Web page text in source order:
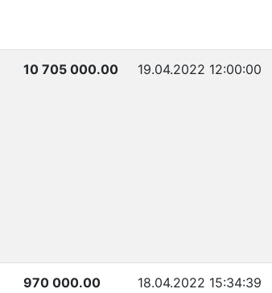
10 705 000.00 19.04.2022 12:00:00
970 000.00 18.04.2022 15:34:39